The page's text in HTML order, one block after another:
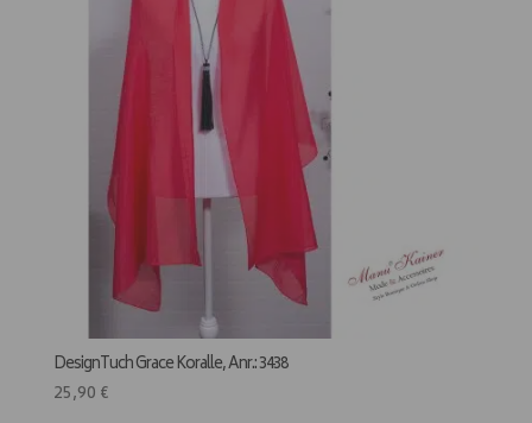
DesignTuch Grace Koralle, Anr.: 3438
25,90 €